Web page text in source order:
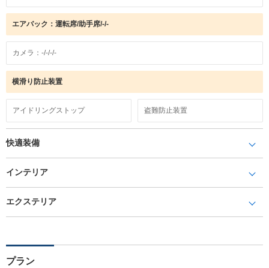
エアバック：運転席/助手席/-/-
カメラ：-/-/-/-
横滑り防止装置
アイドリングストップ 盗難防止装置
快適装備
インテリア
エクステリア
プラン